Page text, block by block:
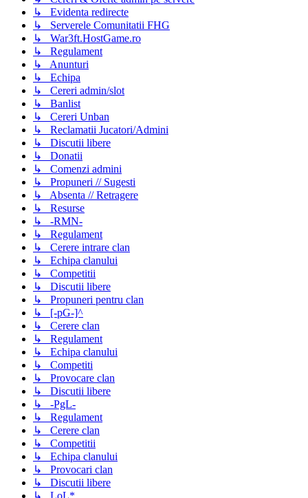
↳ Evidenta redirecte
↳ Serverele Comunitatii FHG
↳ War3ft.HostGame.ro
↳ Regulament
↳ Anunturi
↳ Echipa
↳ Cereri admin/slot
↳ Banlist
↳ Cereri Unban
↳ Reclamatii Jucatori/Admini
↳ Discutii libere
↳ Donatii
↳ Comenzi admini
↳ Propuneri // Sugesti
↳ Absenta // Retragere
↳ Resurse
↳ -RMN-
↳ Regulament
↳ Cerere intrare clan
↳ Echipa clanului
↳ Competitii
↳ Discutii libere
↳ Propuneri pentru clan
↳ [-pG-]^
↳ Cerere clan
↳ Regulament
↳ Echipa clanului
↳ Competiti
↳ Provocare clan
↳ Discutii libere
↳ -PgL-
↳ Regulament
↳ Cerere clan
↳ Competitii
↳ Echipa clanului
↳ Provocari clan
↳ Discutii libere